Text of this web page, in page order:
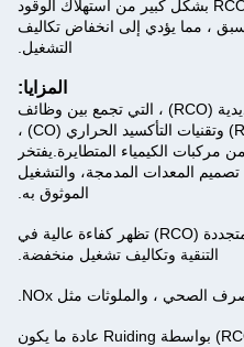
المحفز والوسائط السيرامية ، يقلل RCO بشكل كبير من استهلاك الوقود
، مما يؤدي إلى انخفاض تكاليف
التشغيل.
المزايا:
(1) مادة التأكسيد الحراري التجديدية (RCO) ، التي تجمع بين وظائف
التأكسيد الحراري التجديدي (RTO) وتقنيات التأكسيد الحراري (CO) ،
مركبات الكيمياء المتطايرة.يفتخر
تصميم المعدات المدمجة، والتشغيل
الموثوق به.
(2) المواد المكثفة الكاثوليكية المتجددة (RCO) تظهر كفاءة عالية في
التنقية وتكاليف تشغيل منخفضة.
(4) تصميم مكثف تحفيز التجديد (RCO) بواسطة Ruiding عادة ما يكون